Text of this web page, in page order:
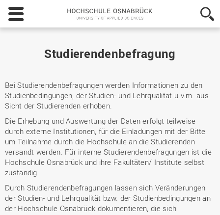
Hochschule
Osnabrück
-
Applied
Studierendenbefragung
Bei Studierendenbefragungen werden Informationen zu den
Studienbedingungen, der Studien- und Lehrqualität u.v.m. aus
Sicht der Studierenden erhoben.
Die Erhebung und Auswertung der Daten erfolgt teilweise
durch externe Institutionen, für die Einladungen mit der Bitte
um Teilnahme durch die Hochschule an die Studierenden
versandt werden. Für interne Studierendenbefragungen ist die
Hochschule Osnabrück und ihre Fakultäten/ Institute selbst
zuständig.
Durch Studierendenbefragungen lassen sich Veränderungen
der Studien- und Lehrqualität bzw. der Studienbedingungen an
der Hochschule Osnabrück dokumentieren, die sich